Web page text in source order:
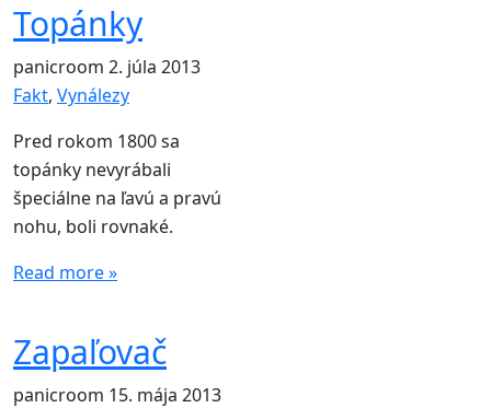
Topánky
panicroom 2. júla 2013
Fakt, Vynálezy
Pred rokom 1800 sa
topánky nevyrábali
špeciálne na ľavú a pravú
nohu, boli rovnaké.
Read more »
Zapaľovač
panicroom 15. mája 2013